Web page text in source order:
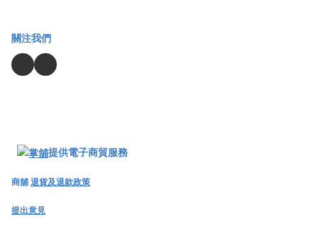
關注我們
提供電子商貿服務
商舖退貨及退款政策
提出意見